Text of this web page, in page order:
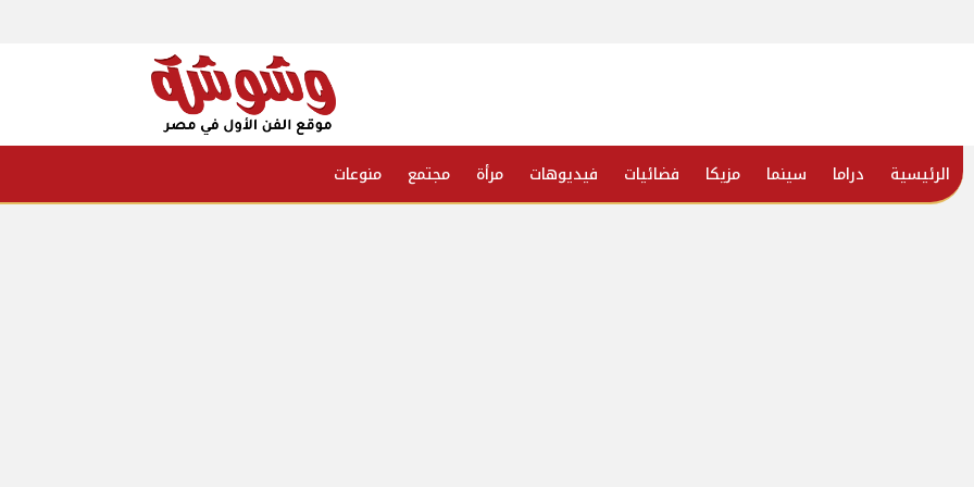
الرئيسية دراما سينما مزيكا فضائيات فيديوهات مرأة مجتمع منوعات